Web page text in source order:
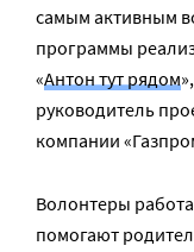
самым активным
программы
«Антон тут рядом
руководитель
компании
Волонтеры
помогают